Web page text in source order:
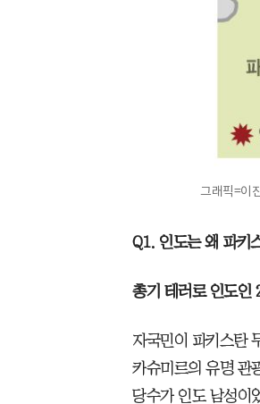
그래픽=이
Q1. 인도는 왜 파키
총기 테러로 인도인
자국민이 파키스탄
카슈미르의 유명 관
당수가 인도 남성이